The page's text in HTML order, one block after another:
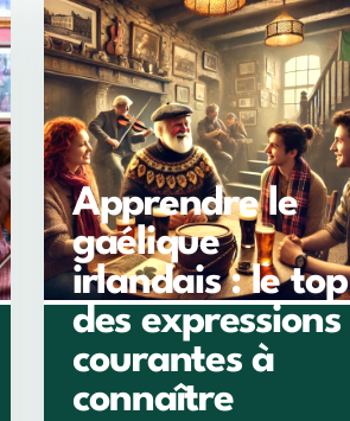
Apprendre le
gaélique
irlandais : le top
des expressions
courantes à
connaître